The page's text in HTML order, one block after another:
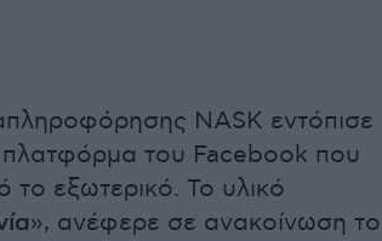
NASK εντόπισε
πλατφόρμα του Facebook που
το εξωτερικό. Το υλικό
», ανέφερε σε ανακοίνωση το